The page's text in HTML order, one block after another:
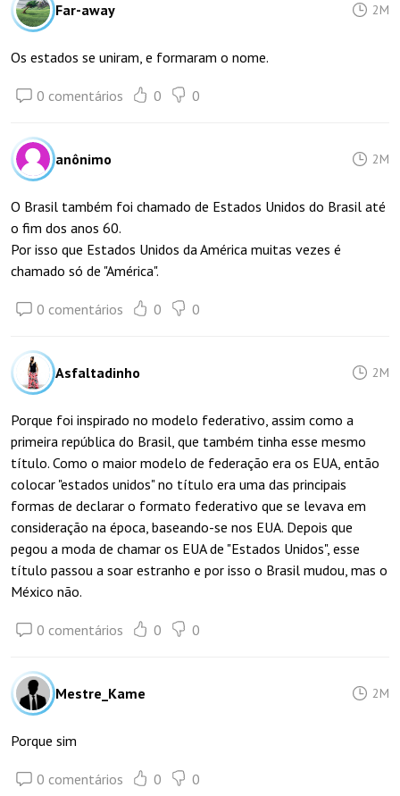
Far-away 2M
Os estados se uniram, e formaram o nome.
0 comentários 0 0
anônimo 2M
O Brasil também foi chamado de Estados Unidos do Brasil até
o fim dos anos 60.
Por isso que Estados Unidos da América muitas vezes é
chamado só de "América".
0 comentários 0 0
Asfaltadinho 2M
Porque foi inspirado no modelo federativo, assim como a
primeira república do Brasil, que também tinha esse mesmo
título. Como o maior modelo de federação era os EUA, então
colocar "estados unidos" no título era uma das principais
formas de declarar o formato federativo que se levava em
consideração na época, baseando-se nos EUA. Depois que
pegou a moda de chamar os EUA de "Estados Unidos", esse
título passou a soar estranho e por isso o Brasil mudou, mas o
México não.
0 comentários 0 0
Mestre_Kame 2M
Porque sim
0 comentários 0 0